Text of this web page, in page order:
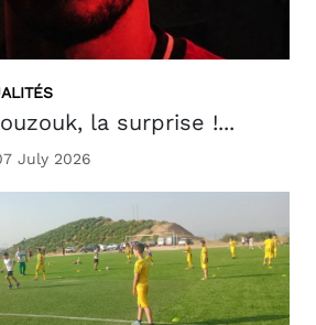
la surprise !...
July 2026